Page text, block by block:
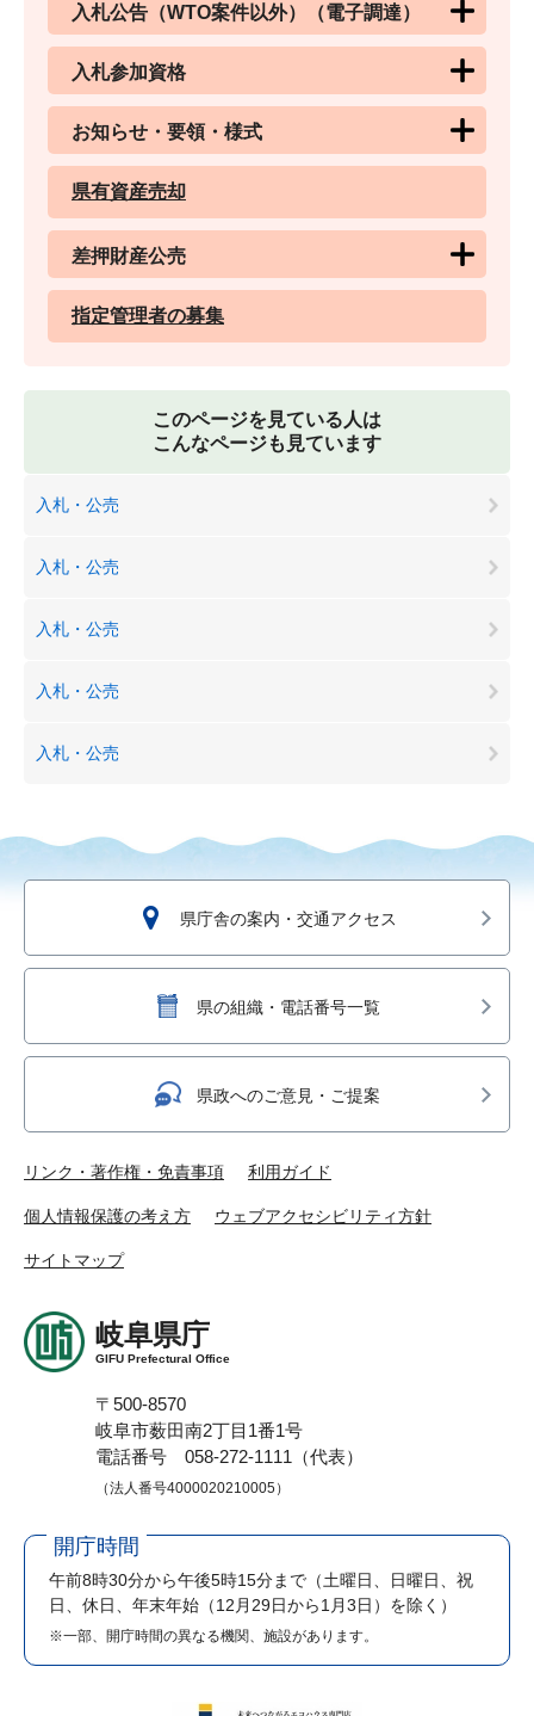
入札公告（WTO案件以外）（電子調達）
入札参加資格
お知らせ・要領・様式
県有資産売却
差押財産公売
指定管理者の募集
このページを見ている人は
こんなページも見ています
入札・公売
入札・公売
入札・公売
入札・公売
入札・公売
県庁舎の案内・交通アクセス
県の組織・電話番号一覧
県政へのご意見・ご提案
リンク・著作権・免責事項 利用ガイド
個人情報保護の考え方 ウェブアクセシビリティ方針
サイトマップ
岐阜県庁
GIFU Prefectural Office
〒500-8570
岐阜市薮田南2丁目1番1号
電話番号 058-272-1111（代表）
（法人番号4000020210005）
開庁時間
午前8時30分から午後5時15分まで （土曜日、日曜日、祝
日、休日、年末年始（12月29日から1月3日）を除く）
※一部、開庁時間の異なる機関、施設があります。